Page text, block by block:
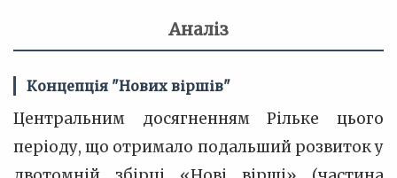
Аналіз
Концепція "Нових віршів"
Центральним досягненням Рільке цього
періоду, що отримало подальший розвиток у